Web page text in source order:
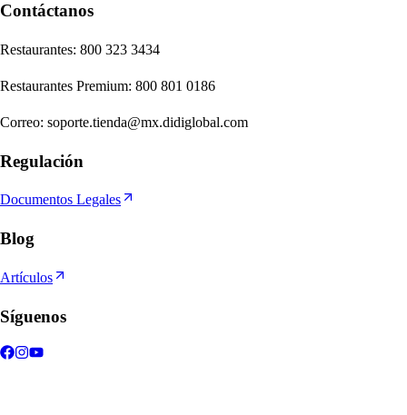
Contáctanos
Restaurantes: 800 323 3434
Restaurantes Premium: 800 801 0186
Correo: soporte.tienda@mx.didiglobal.com
Regulación
Documentos Legales
Blog
Artículos
Síguenos